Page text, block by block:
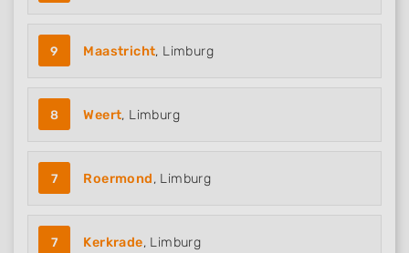
9 Maastricht, Limburg
8 Weert, Limburg
7 Roermond, Limburg
7 Kerkrade, Limburg